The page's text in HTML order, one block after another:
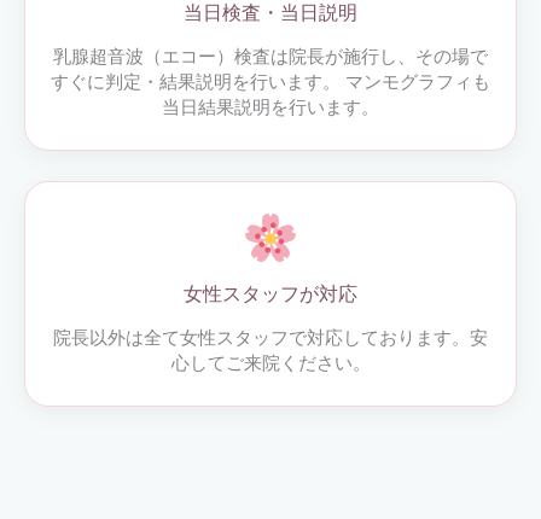
当日検査・当日説明
乳腺超音波（エコー）検査は院長が施行し、その場で
すぐに判定・結果説明を行います。 マンモグラフィも
当日結果説明を行います。
女性スタッフが対応
院長以外は全て女性スタッフで対応しております。安
心してご来院ください。